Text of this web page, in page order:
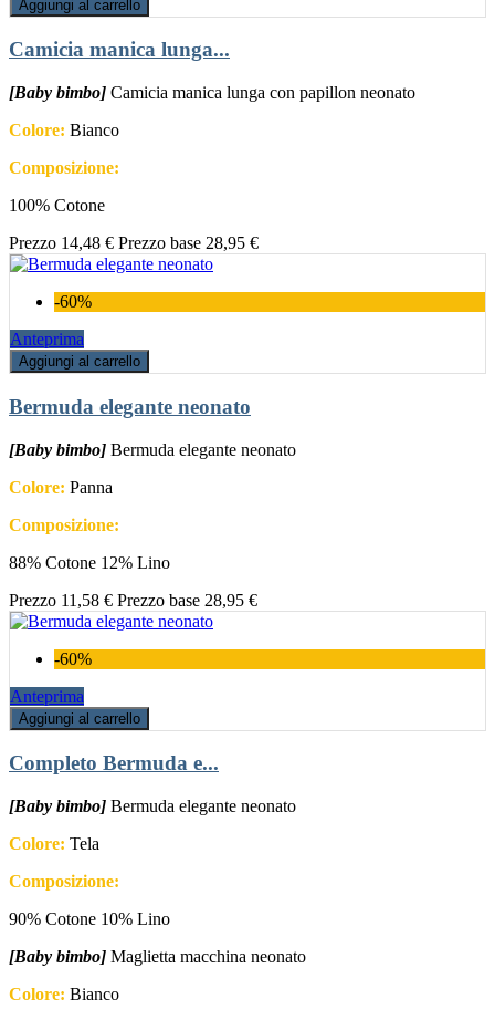
Aggiungi al carrello
Camicia manica lunga...
[Baby bimbo] Camicia manica lunga con papillon neonato
Colore: Bianco
Composizione:
100% Cotone
Prezzo 14,48 € Prezzo base 28,95 €
-60%
Anteprima
Aggiungi al carrello
Bermuda elegante neonato
[Baby bimbo] Bermuda elegante neonato
Colore: Panna
Composizione:
88% Cotone 12% Lino
Prezzo 11,58 € Prezzo base 28,95 €
-60%
Anteprima
Aggiungi al carrello
Completo Bermuda e...
[Baby bimbo] Bermuda elegante neonato
Colore: Tela
Composizione:
90% Cotone 10% Lino
[Baby bimbo] Maglietta macchina neonato
Colore: Bianco